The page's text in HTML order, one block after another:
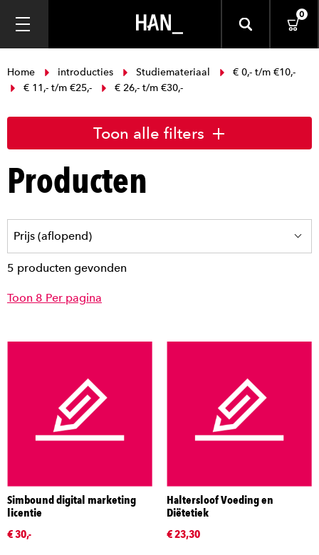
0
Home introducties Studiemateriaal
€ 0,- t/m €10,-
€ 11,- t/m €25,-
€ 26,- t/m €30,-
Toon alle filters
Producten
5 producten gevonden
Toon 8 Per pagina
Simbound digital marketing
licentie
€ 30,-
Haltersloof Voeding en
Diëtetiek
€ 23,30